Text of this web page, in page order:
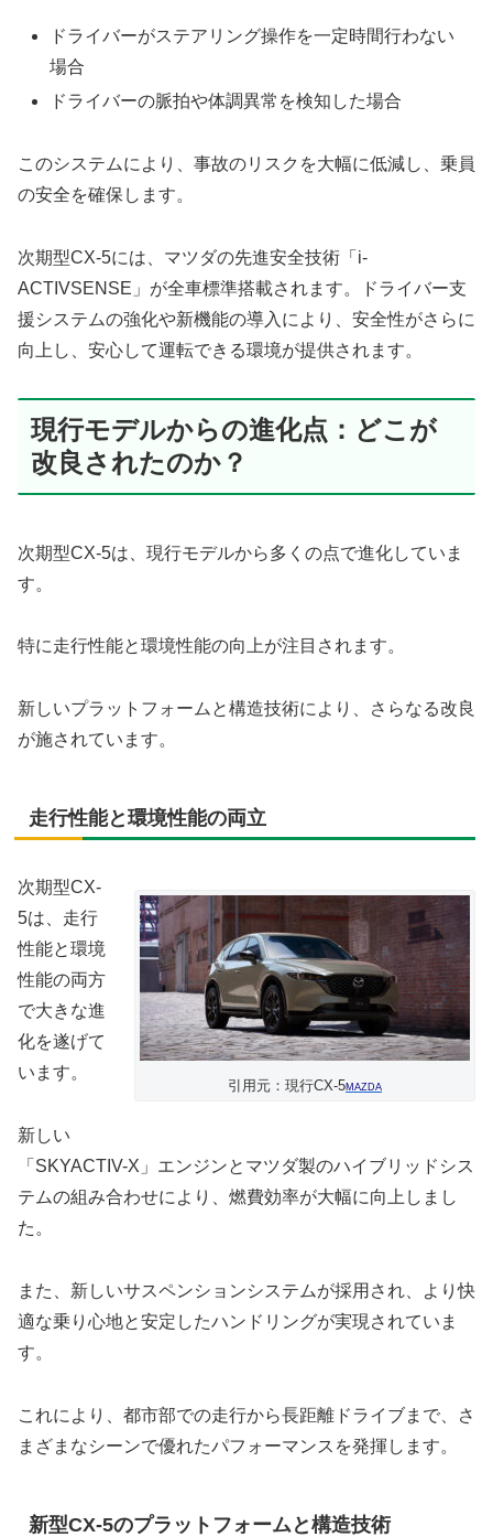
ドライバーがステアリング操作を一定時間行わない
場合
ドライバーの脈拍や体調異常を検知した場合
このシステムにより、事故のリスクを大幅に低減し、乗員
の安全を確保します。
次期型CX-5には、マツダの先進安全技術「i-
ACTIVSENSE」が全車標準搭載されます。ドライバー支
援システムの強化や新機能の導入により、安全性がさらに
向上し、安心して運転できる環境が提供されます。
現行モデルからの進化点：どこが
改良されたのか？
次期型CX-5は、現行モデルから多くの点で進化していま
す。
特に走行性能と環境性能の向上が注目されます。
新しいプラットフォームと構造技術により、さらなる改良
が施されています。
走行性能と環境性能の両立
引用元：現行CX-5MAZDA
次期型CX-
5は、走行
性能と環境
性能の両方
で大きな進
化を遂げて
います。
新しい
「SKYACTIV-X」エンジンとマツダ製のハイブリッドシス
テムの組み合わせにより、燃費効率が大幅に向上しまし
た。
また、新しいサスペンションシステムが採用され、より快
適な乗り心地と安定したハンドリングが実現されていま
す。
これにより、都市部での走行から長距離ドライブまで、さ
まざまなシーンで優れたパフォーマンスを発揮します。
新型CX-5のプラットフォームと構造技術